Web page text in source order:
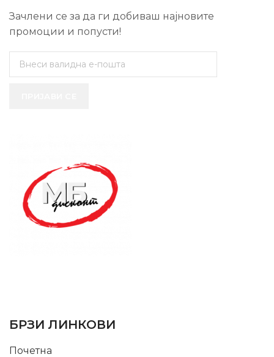
Зачлени се за да ги добиваш најновите
промоции и попусти!
БРЗИ ЛИНКОВИ
Почетна